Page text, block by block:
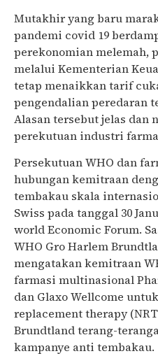
Mutakhir yang baru
pandemi covid 19
perekonomian melemah,
melalui Kementerian
tetap menaikkan tarif
pengendalian peredaran
Alasan tersebut jelas dan
perekutuan industri
Persekutuan WHO dan
hubungan kemitraan
tembakau skala
Swiss pada tanggal 30
world Economic Forum.
WHO Gro Harlem
mengatakan kemitraan
farmasi multinasional
dan Glaxo Wellcome
replacement therapy
Brundtland terang-
kampanye anti tembakau.